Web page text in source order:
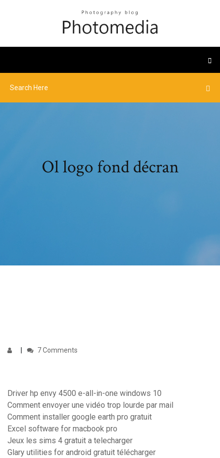
Ol logo fond décran
7 Comments
Driver hp envy 4500 e-all-in-one windows 10
Comment envoyer une vidéo trop lourde par mail
Comment installer google earth pro gratuit
Excel software for macbook pro
Jeux les sims 4 gratuit a telecharger
Glary utilities for android gratuit télécharger